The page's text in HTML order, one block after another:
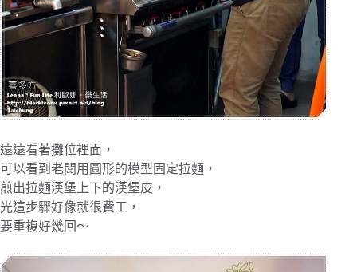
遠遠看著攤位裡面，
可以看到老闆用圓形的模型固定拉麵，
煎出拉麵漢堡上下的漢堡皮，
光這步驟好像就很費工，
要重複好幾回～